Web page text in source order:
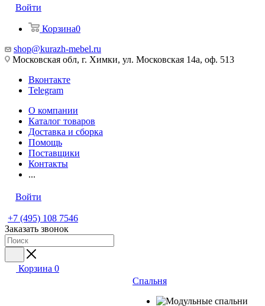
Войти
Корзина0
shop@kurazh-mebel.ru
Московская обл, г. Химки, ул. Московская 14а, оф. 513
Вконтакте
Telegram
О компании
Каталог товаров
Доставка и сборка
Помощь
Поставщики
Контакты
...
Войти
+7 (495) 108 7546
Заказать звонок
Корзина 0
Спальня